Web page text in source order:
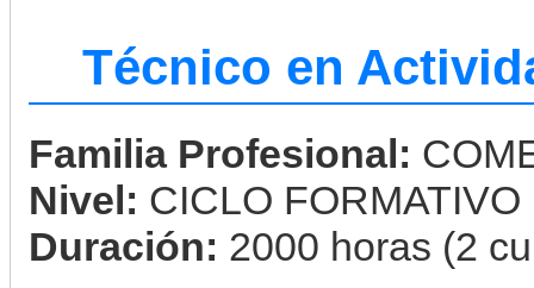
Técnico en
Familia Profesional:
Nivel: CICLO
Duración: 2000 horas (2